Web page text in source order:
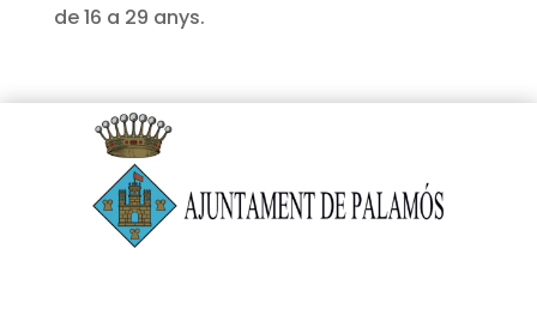
de 16 a 29 anys.